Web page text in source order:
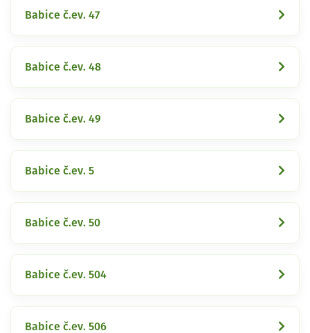
Babice č.ev. 47
Babice č.ev. 48
Babice č.ev. 49
Babice č.ev. 5
Babice č.ev. 50
Babice č.ev. 504
Babice č.ev. 506